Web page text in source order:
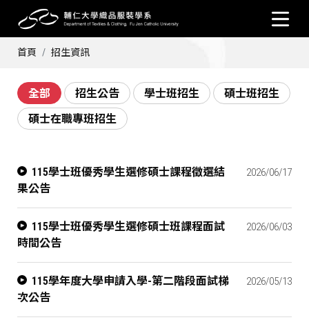
首頁 招生資訊
全部 招生公告 學士班招生
碩士班招生
碩士在職專班招生
115學士班優秀學生選修碩士課程徵選結
果公告
2026/06/17
115學士班優秀學生選修碩士班課程面試
時間公告
2026/06/03
115學年度大學申請入學-第二階段面試梯
次公告
2026/05/13